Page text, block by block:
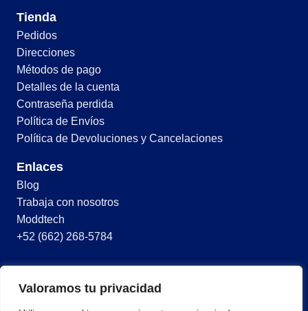
Valoramos tu privacidad
Tienda
Pedidos
Direcciones
Métodos de pago
Detalles de la cuenta
Contraseña perdida
Política de Envíos
Política de Devoluciones y Cancelaciones
Enlaces
Blog
Trabaja con nosotros
Moddtech
+52 (662) 268-5784
© 2026 Todos los derechos reservados